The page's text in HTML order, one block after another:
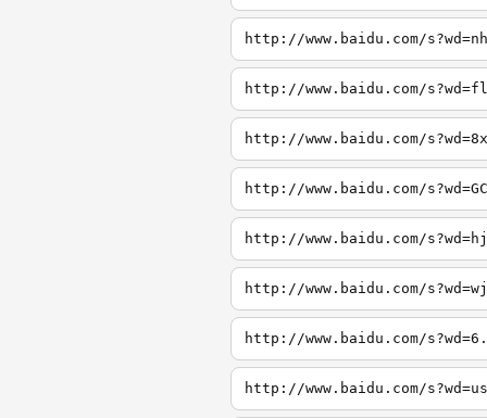
http://www.baidu.com/
http://www.baidu.com/
http://www.baidu.com/
http://www.baidu.com/
http://www.baidu.com/
http://www.baidu.com/
http://www.baidu.com/
http://www.baidu.com/